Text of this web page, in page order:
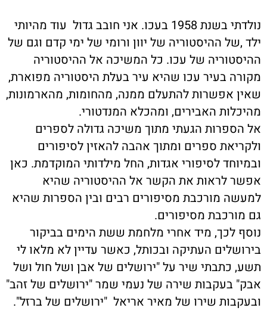
נולדתי בשנת 1958 בעכו. אני חובב גדול עוד מהיותי
ילד ,של ההיסטוריה של יוון ורומי של ימי קדם וגם של
ההיסטוריה של עכו. כל המשיכה אל ההיסטוריה
מקורה בעיר עכו שהיא עיר בעלת היסטוריה מפוארת,
שאין אפשרות להתעלם ממנה, מהחומות, מהארמונות,
מהיכלות האבירים, ומהכלא המנדטורי.
אל הספרות הגעתי מתוך משיכה גדולה לספרים
ולקריאת ספרים ומתוך אהבה להאזין לסיפורים
ובמיוחד לסיפורי אגדות, החל מילדותי המוקדמת. כאן
אפשר לראות את הקשר אל ההיסטוריה שהיא
למעשה מורכבת מסיפורים רבים ובין הספרות שהיא
גם מורכבת מסיפורים.
נוסף לכך, מיד אחרי מלחמת ששת הימים בביקור
בירושלים העתיקה ובכותל, כאשר עדיין לא מלאו לי
תשע, כתבתי שיר על "ירושלים של אבן ושל חול ושל
אבק" בעקבות שירה של נעמי שמר "ירושלים של זהב"
ובעקבות שירו של מאיר אריאל "ירושלים של ברזל".